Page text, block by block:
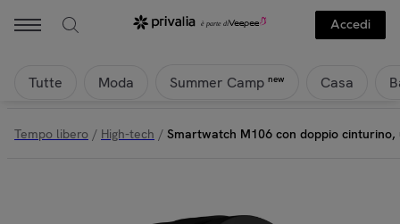
Accedi
Tutte Moda Summer Camp new Casa
Tempo libero / High-tech / Smartwatch M106 con doppio